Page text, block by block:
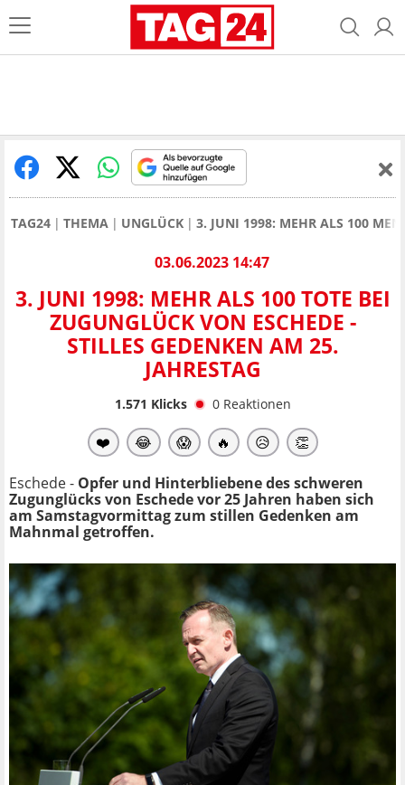
TAG24 THEMA UNGLÜCK 3. JUNI 1998: MEHR ALS 100
03.06.2023 14:47
3. JUNI 1998: MEHR ALS 100 TOTE BEI
ZUGUNGLÜCK VON ESCHEDE -
STILLES GEDENKEN AM 25.
JAHRESTAG
1.571 Klicks 0 Reaktionen
❤️ 😂 😱 🔥 😥 👏
Eschede - Opfer und Hinterbliebene des schweren
Zugunglücks von Eschede vor 25 Jahren haben sich
am Samstagvormittag zum stillen Gedenken am
Mahnmal getroffen.